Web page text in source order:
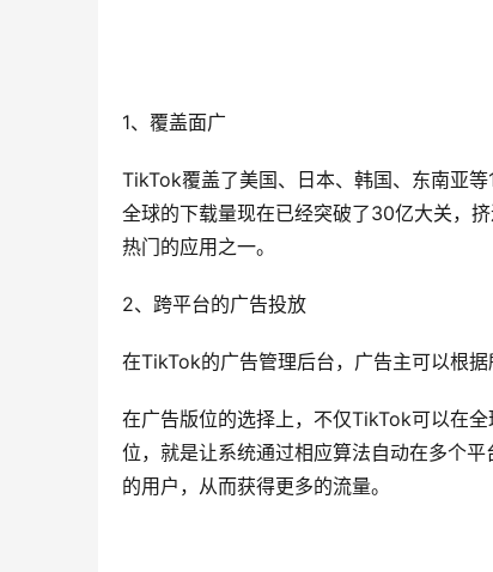
1、覆盖面广
TikTok覆盖了美国、日本、韩国、东南亚
全球的下载量现在已经突破了30亿大关，
热门的应用之一。
2、跨平台的广告投放
在TikTok的广告管理后台，广告主可以根据
在广告版位的选择上，不仅TikTok可以在
位，就是让系统通过相应算法自动在多个
的用户，从而获得更多的流量。